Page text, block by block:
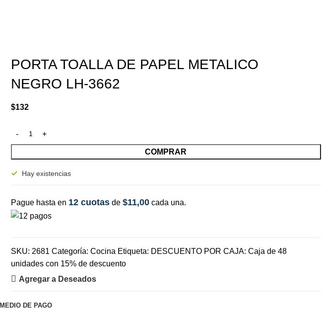
PORTA TOALLA DE PAPEL METALICO
NEGRO LH-3662
$132
Pague hasta en 12 cuotasde $11,00cada una.
Hay existencias
COMPRAR
Agregar a Deseados
SKU: 2681 Categoría: Cocina Etiqueta: DESCUENTO POR CAJA: Caja de 48
unidades con 15% de descuento
MEDIO DE PAGO